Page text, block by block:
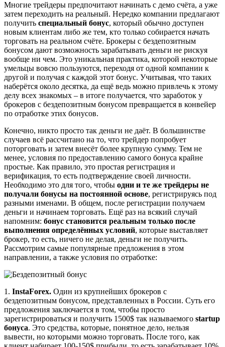
Многие трейдеры предпочитают начинать с демо счёта, а уже
затем переходить на реальный. Нередко компании предлагают
получить специальный бонус, который обычно доступен
новым клиентам либо же тем, кто только собирается начать
торговать на реальном счёте. Брокеры с бездепозитным
бонусом дают возможность зарабатывать деньги не рискуя
вообще ни чем. Это уникальная практика, которой некоторые
умельцы вовсю пользуются, переходя от одной компании к
другой и получая с каждой этот бонус. Учитывая, что таких
наберётся около десятка, да ещё ведь можно привлечь к этому
делу всех знакомых – в итоге получается, что заработок у
брокеров с бездепозитным бонусом превращается в конвейер
по отработке этих бонусов.
Конечно, никто просто так деньги не даёт. В большинстве
случаев всё рассчитано на то, что трейдер попробует
поторговать и затем внесёт более крупную сумму. Тем не
менее, условия по предоставлению самого бонуса крайне
простые. Как правило, это простая регистрация и
верификация, то есть подтверждение своей личности.
Необходимо это для того, чтобы одни и те же трейдеры не
получали бонусы на постоянной основе, регистрируясь под
разными именами. В общем, после регистрации получаем
деньги и начинаем торговать. Ещё раз на всякий случай
напомним: бонус становится реальным только после
выполнения определённых условий, которые выставляет
брокер, то есть, ничего не делая, деньги не получить.
Рассмотрим самые популярные предложения в этом
направлении, а также условия по отработке:
1. InstaForex. Один из крупнейших брокеров с
бездепозитным бонусом, представленных в России. Суть его
предложения заключается в том, чтобы просто
зарегистрироваться и получить 1500$ так называемого startup
бонуса. Это средства, которые, понятное дело, нельзя
вывести, но которыми можно торговать. После того, как